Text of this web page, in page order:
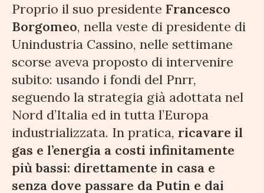
Proprio il suo presidente Francesco
Borgomeo, nella veste di presidente di
Unindustria Cassino, nelle settimane
scorse aveva proposto di intervenire
subito: usando i fondi del Pnrr,
seguendo la strategia già adottata nel
Nord d’Italia ed in tutta l’Europa
industrializzata. In pratica, ricavare il
gas e l’energia a costi infinitamente
più bassi: direttamente in casa e
senza dove passare da Putin e dai